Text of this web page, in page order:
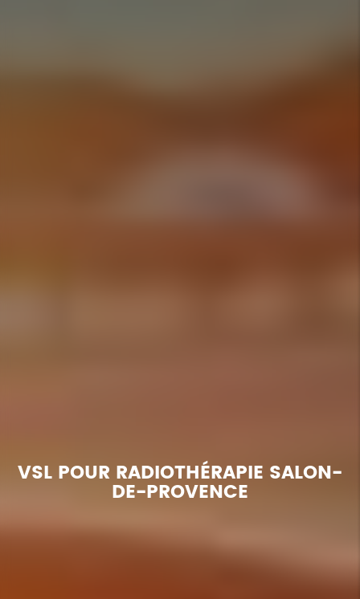
VSL POUR RADIOTHÉRAPIE SALON-
DE-PROVENCE